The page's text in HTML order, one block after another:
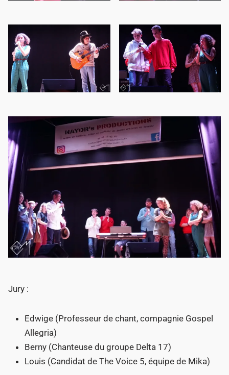
Jury :
Edwige (Professeur de chant, compagnie Gospel
Allegria)
Berny (Chanteuse du groupe Delta 17)
Louis (Candidat de The Voice 5, équipe de Mika)